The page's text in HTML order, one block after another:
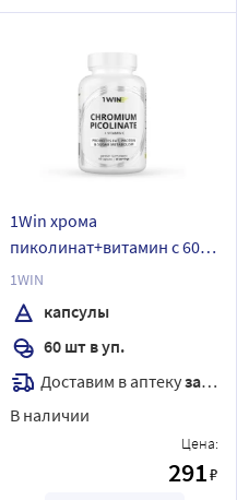
1Win хрома
пиколинат+витамин с 60
шт. капсулы массой 410 мг
1WIN
капсулы
60 шт в уп.
Доставим в аптекузавтра
В наличии
Цена:
291₽